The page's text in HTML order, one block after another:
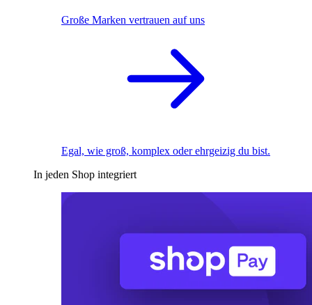
Große Marken vertrauen auf uns
Egal, wie groß, komplex oder ehrgeizig du bist.
In jeden Shop integriert